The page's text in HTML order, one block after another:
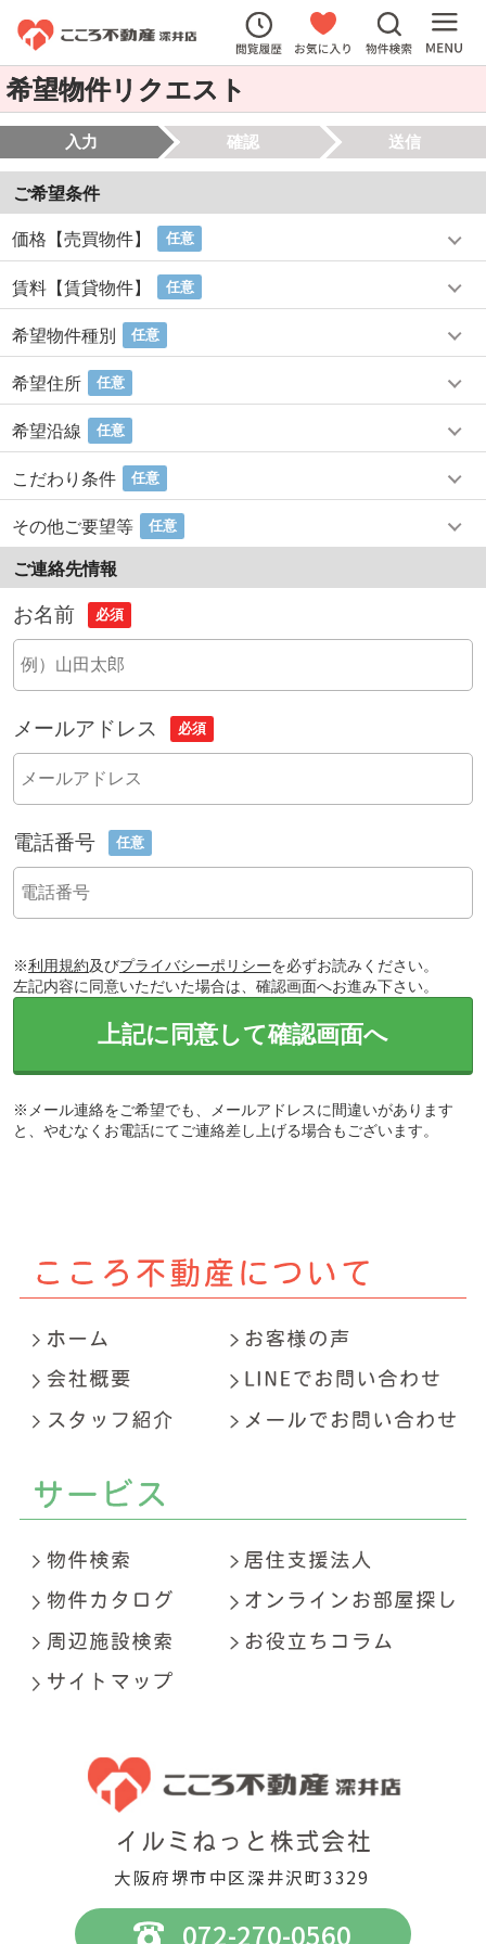
希望物件リクエスト
入力 確認 送信
ご希望条件
価格【売買物件】 任意
賃料【賃貸物件】 任意
希望物件種別 任意
希望住所 任意
希望沿線 任意
こだわり条件 任意
その他ご要望等 任意
ご連絡先情報
お名前 必須
メールアドレス 必須
電話番号 任意
※利用規約及びプライバシーポリシーを必ずお読みください。
左記内容に同意いただいた場合は、確認画面へお進み下さい。
上記に同意して確認画面へ
※メール連絡をご希望でも、メールアドレスに間違いがあります
と、やむなくお電話にてご連絡差し上げる場合もございます。
大阪府堺市中区深井沢町3329
072-270-0560